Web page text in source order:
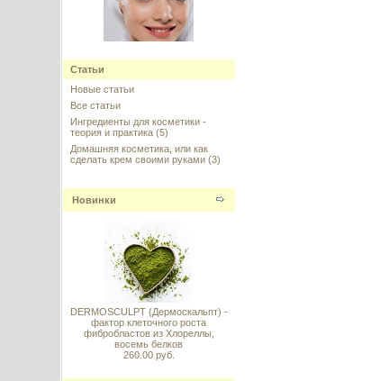
Ретиноат (Hydroxypinacolone
Vitamin E (Витамин E
стабильный) DL–alpha
Tocopheryl Acetate 98%
---------
Гидролизованные протеины
Статьи
Новые статьи
Все статьи
Ингредиенты для косметики -
теория и практика(5)
Домашняя косметика, или как
сделать крем своими руками(3)
Новинки
DERMOSCULPT (Дермоскальпт) -
фактор клеточного роста
фибробластов из Хлореллы,
восемь белков
260.00 руб.